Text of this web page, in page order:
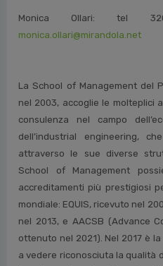
Monica Ollari: tel
monica.ollari@mirandola.net
La School of Management del
nel 2003, accoglie le molteplici
consulenza nel campo
dell’industrial engineering,
attraverso le sue diverse
School of Management
accreditamenti più prestigiosi
mondiale: EQUIS, ricevuto nel
nel 2013, e AACSB (Advance
ottenuto nel 2021). Nel 2017 è
a vedere riconosciuta la qualità